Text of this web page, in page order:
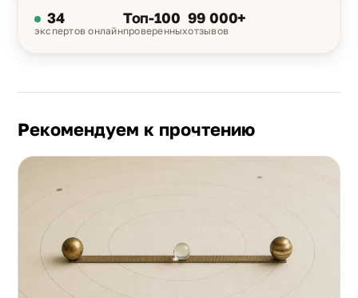
34
экспертов онлайн
Топ-100
проверенных
99 000+
отзывов
Рекомендуем к прочтению